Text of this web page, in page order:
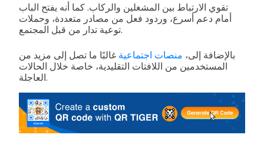
تقوي الارتباط بين المشغلين والركاب. كما أنه يفتح الباب
أمام دعم أسرع، وردود فعل من مصادر متعددة، وحملات
توعية تدار من قبل المجتمع.
بالإضافة إلى، منصات اجتماعية غالبًا ما تصل إلى مزيد من
المستخدمين من اللافتات التقليدية، خاصة خلال الحالات
العاجلة.